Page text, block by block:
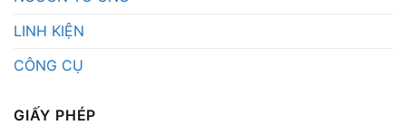
LINH KIỆN
CÔNG CỤ
GIẤY PHÉP